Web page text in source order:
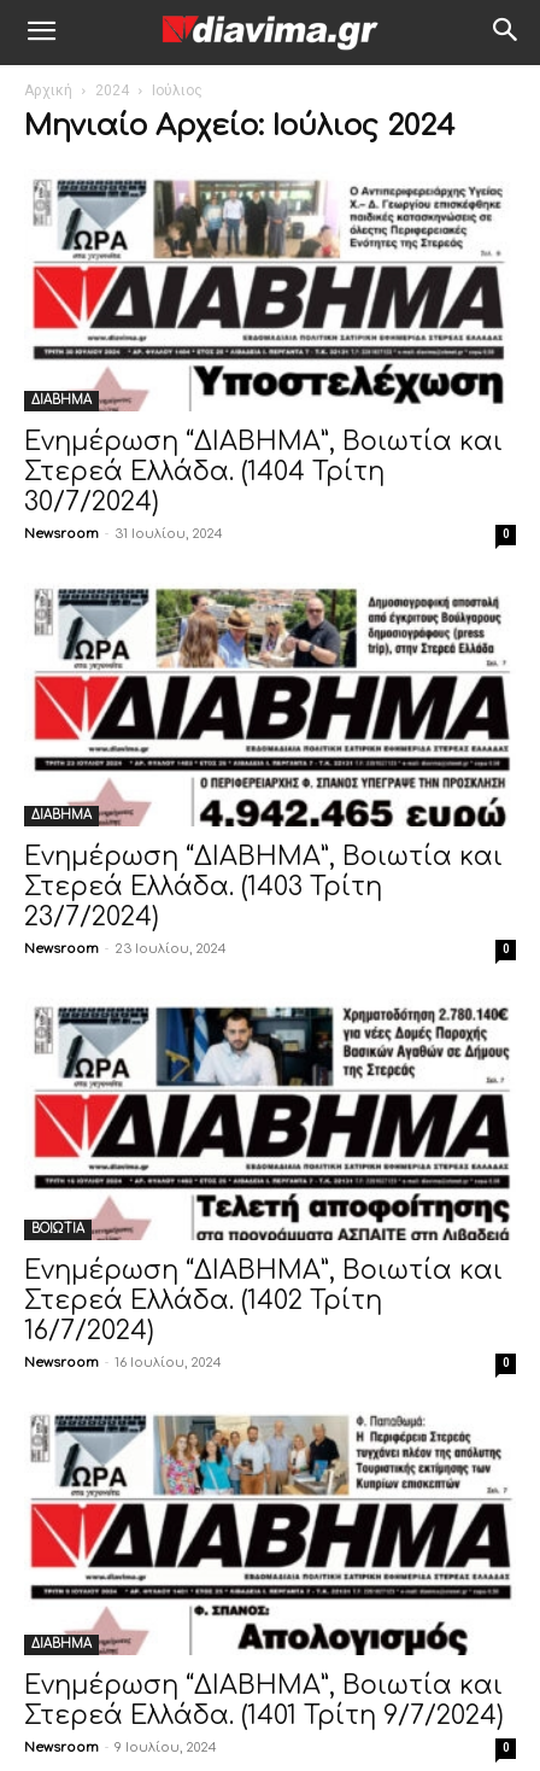
Αρχική 2024 Ιούλιος
Μηνιαίο Αρχείο: Ιούλιος 2024
ΔΙΑΒΗΜΑ
Ενημέρωση “ΔΙΑΒΗΜΑ”, Βοιωτία και
Στερεά Ελλάδα. (1404 Τρίτη
30/7/2024)
Newsroom - 31 Ιουλίου, 2024 0
ΔΙΑΒΗΜΑ
Ενημέρωση “ΔΙΑΒΗΜΑ”, Βοιωτία και
Στερεά Ελλάδα. (1403 Τρίτη
23/7/2024)
Newsroom - 23 Ιουλίου, 2024 0
ΒΟΙΩΤΙΑ
Ενημέρωση “ΔΙΑΒΗΜΑ”, Βοιωτία και
Στερεά Ελλάδα. (1402 Τρίτη
16/7/2024)
Newsroom - 16 Ιουλίου, 2024 0
ΔΙΑΒΗΜΑ
Ενημέρωση “ΔΙΑΒΗΜΑ”, Βοιωτία και
Στερεά Ελλάδα. (1401 Τρίτη 9/7/2024)
Newsroom - 9 Ιουλίου, 2024 0